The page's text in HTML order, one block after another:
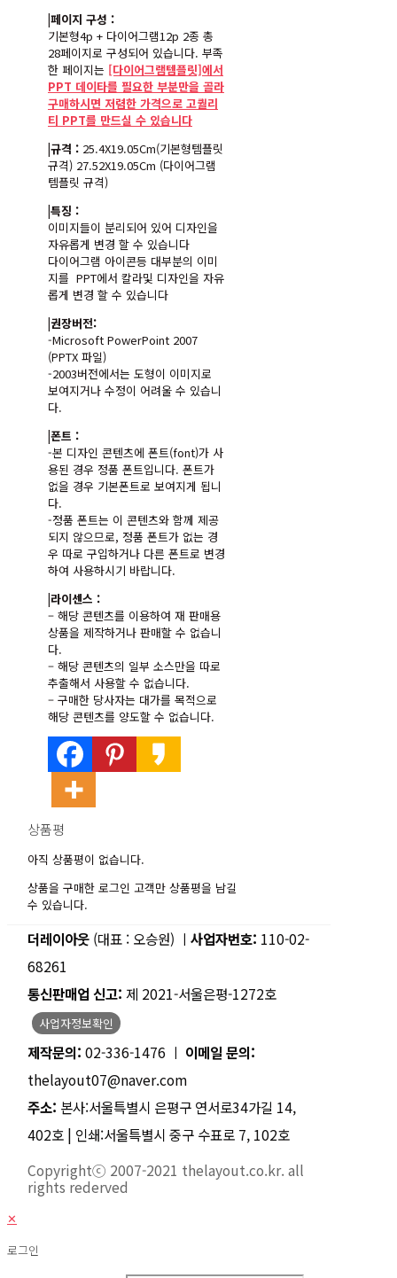
|페이지 구성 :
기본형4p + 다이어그램12p 2종 총
28페이지로 구성되어 있습니다. 부족
한 페이지는 [다이어그램템플릿]에서
PPT 데이타를 필요한 부분만을 골라
구매하시면 저렴한 가격으로 고퀄리
티 PPT를 만드실 수 있습니다
|규격 : 25.4X19.05Cm(기본형템플릿
규격) 27.52X19.05Cm (다이어그램
템플릿 규격)
|특징 :
이미지들이 분리되어 있어 디자인을
자유롭게 변경 할 수 있습니다
다이어그램 아이콘등 대부분의 이미
지를 PPT에서 칼라및 디자인을 자유
롭게 변경 할 수 있습니다
|권장버전:
-Microsoft PowerPoint 2007
(PPTX 파일)
-2003버전에서는 도형이 이미지로
보여지거나 수정이 어려울 수 있습니
다.
|폰트 :
-본 디자인 콘텐츠에 폰트(font)가 사
용된 경우 정품 폰트입니다. 폰트가
없을 경우 기본폰트로 보여지게 됩니
다.
-정품 폰트는 이 콘텐츠와 함께 제공
되지 않으므로, 정품 폰트가 없는 경
우 따로 구입하거나 다른 폰트로 변경
하여 사용하시기 바랍니다.
|라이센스 :
– 해당 콘텐츠를 이용하여 재 판매용
상품을 제작하거나 판매할 수 없습니
다.
– 해당 콘텐츠의 일부 소스만을 따로
추출해서 사용할 수 없습니다.
– 구매한 당사자는 대가를 목적으로
해당 콘텐츠를 양도할 수 없습니다.
상품평
아직 상품평이 없습니다.
상품을 구매한 로그인 고객만 상품평을 남길
수 있습니다.
더레이아웃 (대표 : 오승원) ㅣ 사업자번호: 110-02-
68261
통신판매업 신고: 제 2021-서울은평-1272호
사업자정보확인
제작문의: 02-336-1476 ㅣ 이메일 문의:
thelayout07@naver.com
주소: 본사:서울특별시 은평구 연서로34가길 14,
402호 | 인쇄:서울특별시 중구 수표로 7, 102호
Copyrightⓒ 2007-2021 thelayout.co.kr. all
rights rederved
✕
로그인